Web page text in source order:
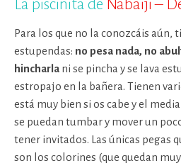
La piscinita de Nabaiji –
Para los que no la conozcáis aún,
estupendas: no pesa nada, no
hincharla ni se pincha y se lava
estropajo en la bañera. Tienen
está muy bien si os cabe y el
se puedan tumbar y mover un
tener invitados. Las únicas pegas
son los colorines (que quedan